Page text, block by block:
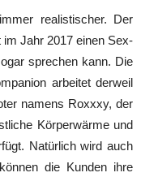
realistischer. Der
Jahr 2017 einen Sex-
sprechen kann. Die
arbeitet derweil
namens Roxxxy, der
Körperwärme und
Natürlich wird auch
die Kunden ihre